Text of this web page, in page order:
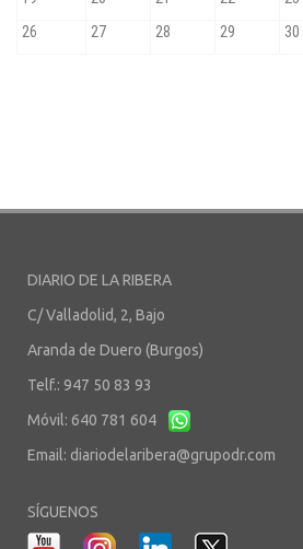
DIARIO DE LA RIBERA
C/ Valladolid, 2, Bajo
Aranda de Duero (Burgos)
Telf.: 947 50 83 93
Móvil: 640 781 604
Email: diariodelaribera@grupodr.com
SÍGUENOS